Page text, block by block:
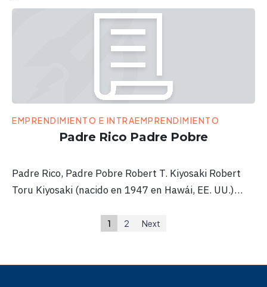
EMPRENDIMIENTO E INTRAEMPRENDIMIENTO
Padre Rico Padre Pobre
Padre Rico, Padre Pobre Robert T. Kiyosaki Robert
Toru Kiyosaki (nacido en 1947 en Hawái, EE. UU.)…
1 2 Next